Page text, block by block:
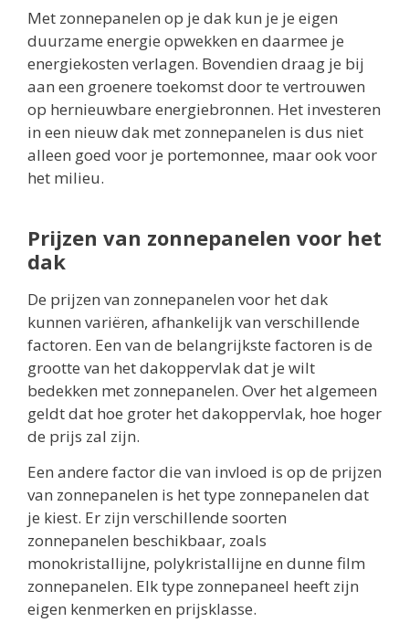
Met zonnepanelen op je dak kun je je eigen
duurzame energie opwekken en daarmee je
energiekosten verlagen. Bovendien draag je bij
aan een groenere toekomst door te vertrouwen
op hernieuwbare energiebronnen. Het investeren
in een nieuw dak met zonnepanelen is dus niet
alleen goed voor je portemonnee, maar ook voor
het milieu.
Prijzen van zonnepanelen voor het
dak
De prijzen van zonnepanelen voor het dak
kunnen variëren, afhankelijk van verschillende
factoren. Een van de belangrijkste factoren is de
grootte van het dakoppervlak dat je wilt
bedekken met zonnepanelen. Over het algemeen
geldt dat hoe groter het dakoppervlak, hoe hoger
de prijs zal zijn.
Een andere factor die van invloed is op de prijzen
van zonnepanelen is het type zonnepanelen dat
je kiest. Er zijn verschillende soorten
zonnepanelen beschikbaar, zoals
monokristallijne, polykristallijne en dunne film
zonnepanelen. Elk type zonnepaneel heeft zijn
eigen kenmerken en prijsklasse.